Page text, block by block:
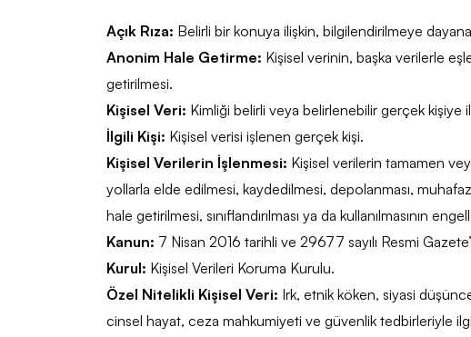
Açık Rıza: Belirli bir konuya ilişkin, bilgilendirilmeye
Anonim Hale Getirme: Kişisel verinin, başka verilerle
getirilmesi.
Kişisel Veri: Kimliği belirli veya belirlenebilir gerçek kişiye
İlgili Kişi: Kişisel verisi işlenen gerçek kişi.
Kişisel Verilerin İşlenmesi: Kişisel verilerin tamamen
yollarla elde edilmesi, kaydedilmesi, depolanması,
hale getirilmesi, sınıflandırılması ya da kullanılmasının
Kanun: 7 Nisan 2016 tarihli ve 29677 sayılı Resmi
Kurul: Kişisel Verileri Koruma Kurulu.
Özel Nitelikli Kişisel Veri: Irk, etnik köken, siyasi
cinsel hayat, ceza mahkumiyeti ve güvenlik tedbirleriyle